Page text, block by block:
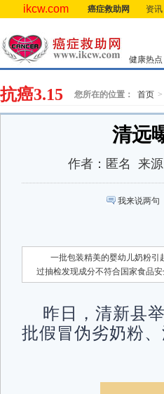
ikcw.com 癌症救助网 资讯
健康热点
抗癌3.15 您所在的位置： 首页
清远
作者： 匿名 来源
我来说两句
一批包装精美的婴幼儿奶粉引
过抽检发现成分不符合国家食品
昨日，清新县
批假冒伪劣奶粉、